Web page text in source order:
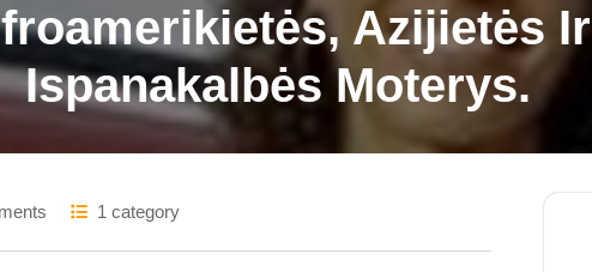
Azijietės Ir
Ispanakalbės Moterys.
1 category